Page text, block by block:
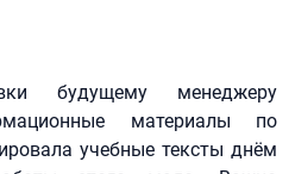
будущему менеджеру
материалы по
учебные тексты днём